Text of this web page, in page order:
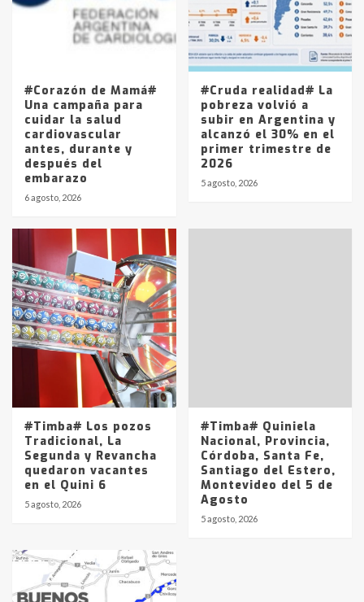
Los precios de los combustibles en
La Pampa, desde YPF hasta Axion
entre 857 a 1338 pesos
#Corazón de Mamá#
Una campaña para
cuidar la salud
cardiovascular
antes, durante y
después del
embarazo
6 agosto, 2026
#Cruda realidad# La
pobreza volvió a
subir en Argentina y
alcanzó el 30% en el
primer trimestre de
2026
5 agosto, 2026
#Timba# Los pozos
Tradicional, La
Segunda y Revancha
quedaron vacantes
en el Quini 6
5 agosto, 2026
#Timba# Quiniela
Nacional, Provincia,
Córdoba, Santa Fe,
Santiago del Estero,
Montevideo del 5 de
Agosto
5 agosto, 2026